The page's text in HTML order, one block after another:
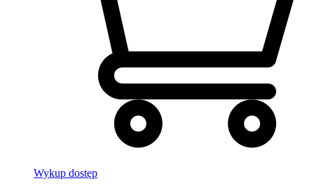
Wykup dostęp